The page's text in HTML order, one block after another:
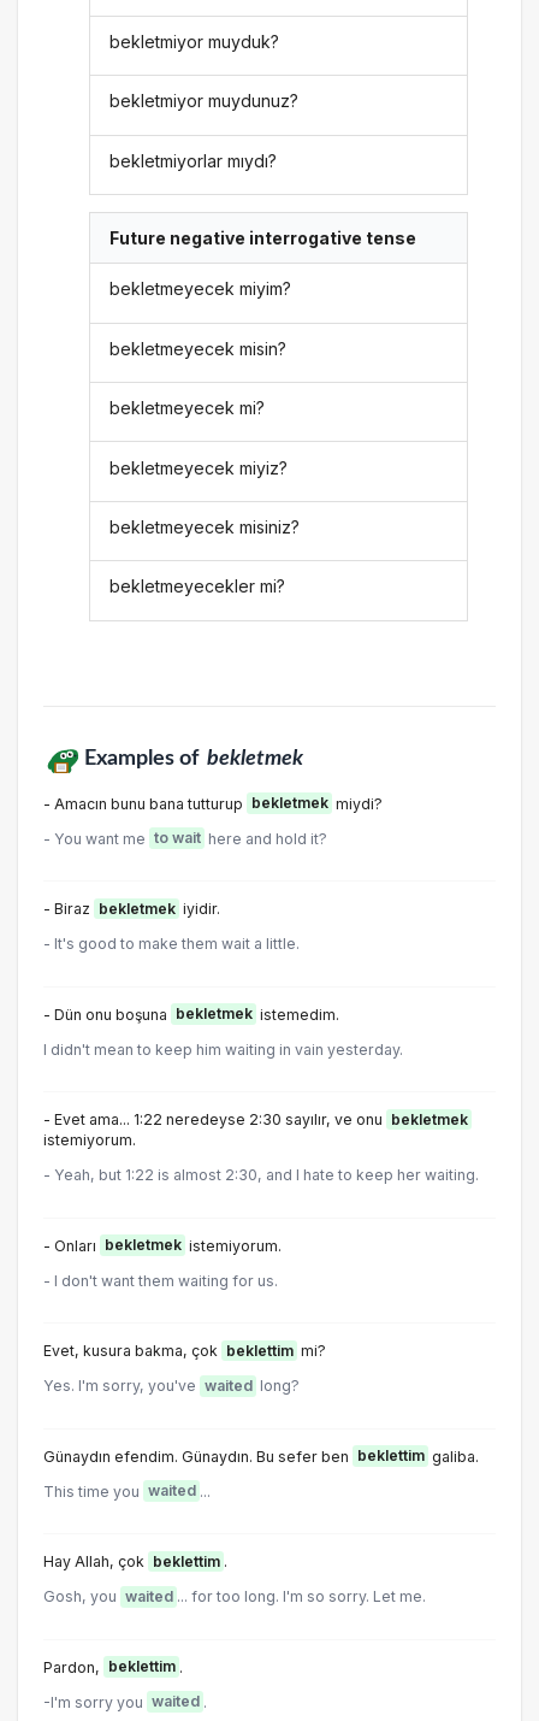
bekletmiyor muyduk?
bekletmiyor muydunuz?
bekletmiyorlar mıydı?
Future negative interrogative tense
bekletmeyecek miyim?
bekletmeyecek misin?
bekletmeyecek mi?
bekletmeyecek miyiz?
bekletmeyecek misiniz?
bekletmeyecekler mi?
Examples of bekletmek
- Amacın bunu bana tutturup bekletmek miydi?
- You want me to wait here and hold it?
- Biraz bekletmek iyidir.
- It's good to make them wait a little.
- Dün onu boşuna bekletmek istemedim.
I didn't mean to keep him waiting in vain yesterday.
- Evet ama... 1:22 neredeyse 2:30 sayıIır, ve onu bekletmek
istemiyorum.
- Yeah, but 1:22 is almost 2:30, and I hate to keep her waiting.
- Onları bekletmek istemiyorum.
- I don't want them waiting for us.
Evet, kusura bakma, çok beklettim mi?
Yes. I'm sorry, you've waited long?
Günaydın efendim. Günaydın. Bu sefer ben beklettim galiba.
This time you waited ...
Hay Allah, çok beklettim .
Gosh, you waited ... for too long. I'm so sorry. Let me.
Pardon, beklettim .
-I'm sorry you waited .